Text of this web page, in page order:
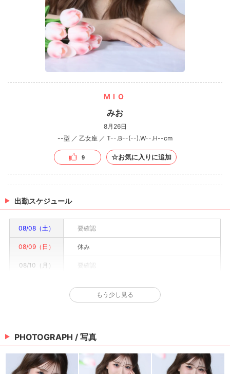
MIO
みお
8月26日
--型 ／ 乙女座 ／ T--.B--(--).W--.H--cm
9 ☆お気に入りに追加
出勤スケジュール
08/08（土） 要確認
08/09（日） 休み
08/10（月） 要確認
要確認
08/14（金） 要確認
※情報はあくまで予定でキャストまたは出勤情報は一部です。詳細はお店にお問い合わせく
ださい。
もう少し見る
PHOTOGRAPH / 写真